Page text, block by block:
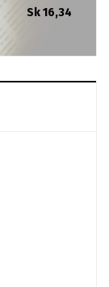
Sk 16,34